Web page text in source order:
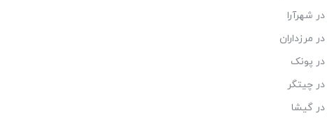
شهرآرا
مرزداران
در پونک
چیتگر
در گیشا